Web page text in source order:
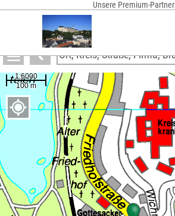
Unsere Premium-Partner
Antea Bestattungen